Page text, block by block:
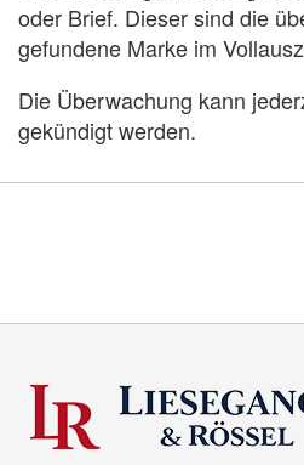
oder Brief. Dieser sind die
gefundene Marke im
Die Überwachung kann
gekündigt werden.